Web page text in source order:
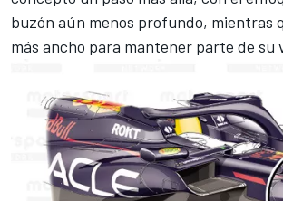
buzón aún menos profundo, mientras
más ancho para mantener parte de su